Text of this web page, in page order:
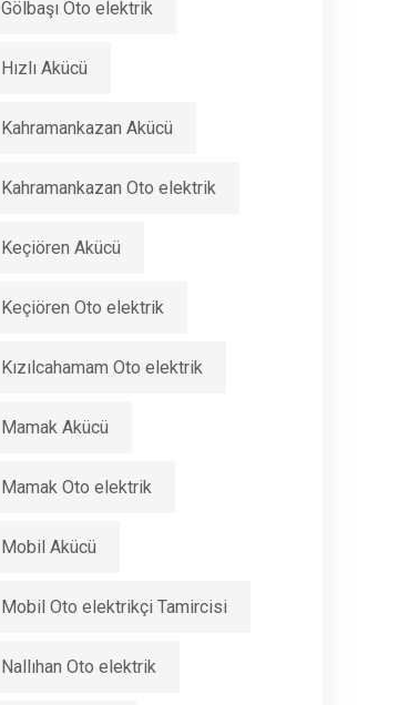
Gölbaşı Oto elektrik
Hızlı Akücü
Kahramankazan Akücü
Kahramankazan Oto elektrik
Keçiören Akücü
Keçiören Oto elektrik
Kızılcahamam Oto elektrik
Mamak Akücü
Mamak Oto elektrik
Mobil Akücü
Mobil Oto elektrikçi Tamircisi
Nallıhan Oto elektrik